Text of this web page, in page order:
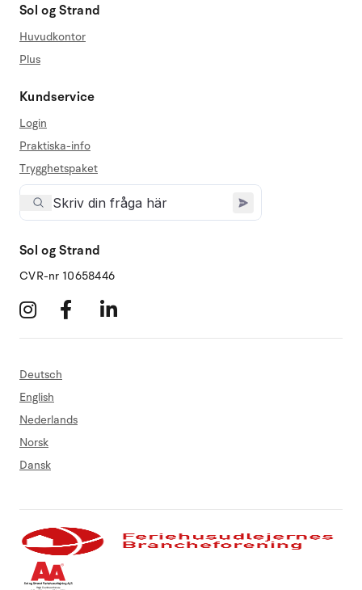
Sol og Strand
Huvudkontor
Plus
Kundservice
Login
Praktiska-info
Trygghetspaket
Sol og Strand
CVR-nr 10658446
Deutsch
English
Nederlands
Norsk
Dansk